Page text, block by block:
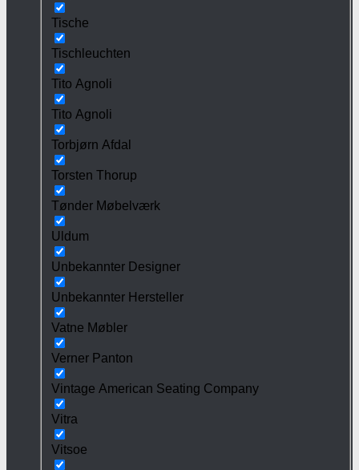
Tische
Tischleuchten
Tito Agnoli
Tito Agnoli
Torbjørn Afdal
Torsten Thorup
Tønder Møbelværk
Uldum
Unbekannter Designer
Unbekannter Hersteller
Vatne Møbler
Verner Panton
Vintage American Seating Company
Vitra
Vitsoe